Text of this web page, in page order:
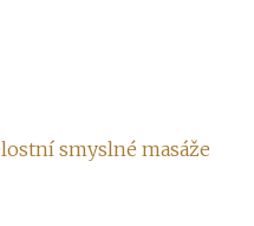
smyslné masáže